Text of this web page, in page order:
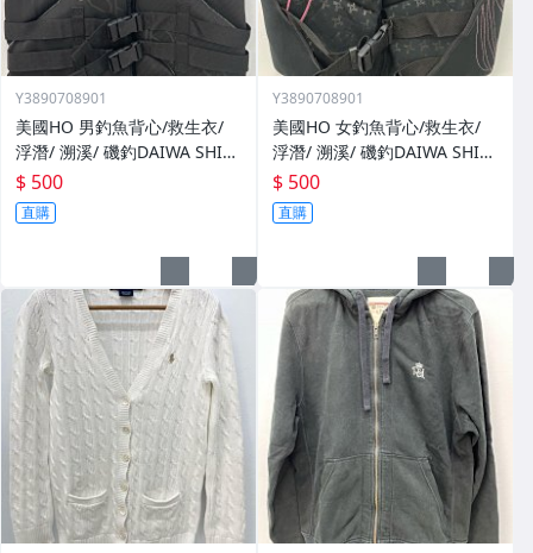
Y3890708901
美國HO 男釣魚背心/救生衣/
浮潛/ 溯溪/ 磯釣DAIWA SHIM
ANO可參考（XL～黑～）【❖
全場任選三件以上免運費❖】
$ 500
直購
Y3890708901
美國HO 女釣魚背心/救生衣/
浮潛/ 溯溪/ 磯釣DAIWA SHIM
ANO可參考（M～黑～）【❖
全場任選三件以上免運費❖】
$ 500
直購